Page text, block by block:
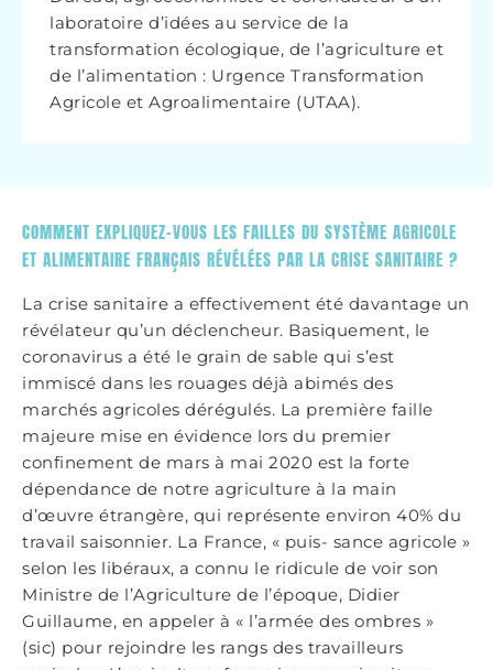
laboratoire d’idées au service de la
transformation écologique, de l’agriculture et
de l’alimentation : Urgence Transformation
Agricole et Agroalimentaire (UTAA).
COMMENT EXPLIQUEZ-VOUS LES FAILLES DU SYSTÈME AGRICOLE
ET ALIMENTAIRE FRANÇAIS RÉVÉLÉES PAR LA CRISE SANITAIRE ?
La crise sanitaire a effectivement été davantage un
révélateur qu’un déclencheur. Basiquement, le
coronavirus a été le grain de sable qui s’est
immiscé dans les rouages déjà abimés des
marchés agricoles dérégulés. La première faille
majeure mise en évidence lors du premier
confinement de mars à mai 2020 est la forte
dépendance de notre agriculture à la main
d’œuvre étrangère, qui représente environ 40% du
travail saisonnier. La France, « puis- sance agricole »
selon les libéraux, a connu le ridicule de voir son
Ministre de l’Agriculture de l’époque, Didier
Guillaume, en appeler à « l’armée des ombres »
(sic) pour rejoindre les rangs des travailleurs